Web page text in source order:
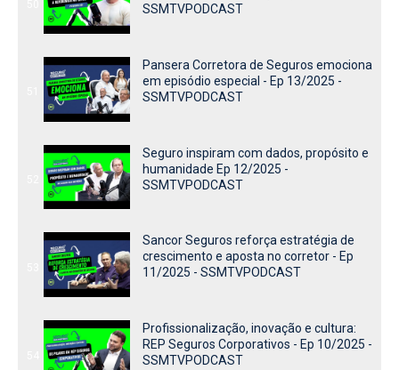
SSMTVPODCAST
Pansera Corretora de Seguros emociona
em episódio especial - Ep 13/2025 -
SSMTVPODCAST
Seguro inspiram com dados, propósito e
humanidade Ep 12/2025 -
SSMTVPODCAST
Sancor Seguros reforça estratégia de
crescimento e aposta no corretor - Ep
11/2025 - SSMTVPODCAST
Profissionalização, inovação e cultura:
REP Seguros Corporativos - Ep 10/2025 -
SSMTVPODCAST